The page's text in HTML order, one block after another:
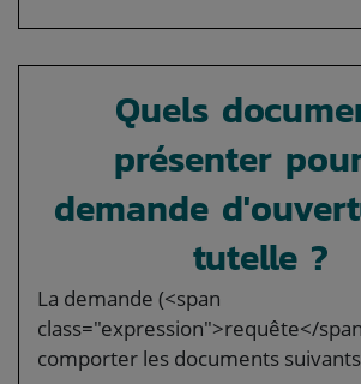
Quels
présenter
demande
tutelle ?
La demande (<span
class="expression">requête</
comporter les documents